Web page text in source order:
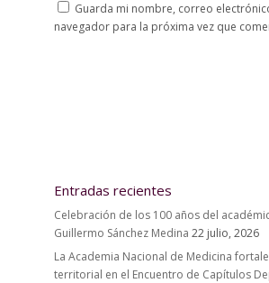
Guarda mi nombre, correo
navegador para la próxima vez que
Entradas recientes
Celebración de los 100 años del
Guillermo Sánchez Medina 22 julio, 2026
La Academia Nacional de Medicina
territorial en el Encuentro de Capítulos